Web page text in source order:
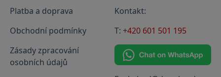
Platba a doprava
Obchodní podmínky
Zásady zpracování
osobních údajů
Kontakt:
T: +420 601 501 195